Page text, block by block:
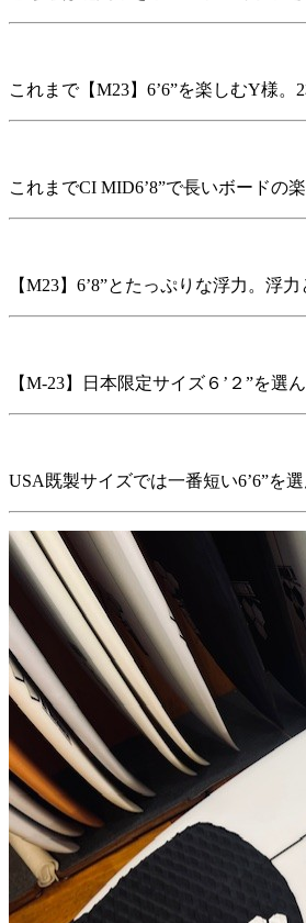
これまで【M23】6’6”を楽しむY様。
これまでCI MID6’8”で長いボードの
【M23】6’8”とたっぷりな浮力。浮
【M-23】日本限定サイズ６’２”を選
USA既製サイズでは一番短い6’6”を